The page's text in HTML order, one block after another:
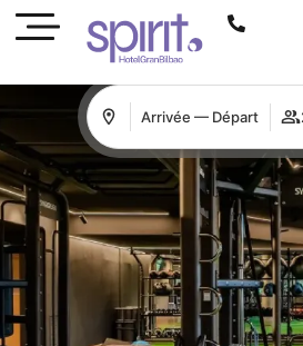
Arrivée — Départ